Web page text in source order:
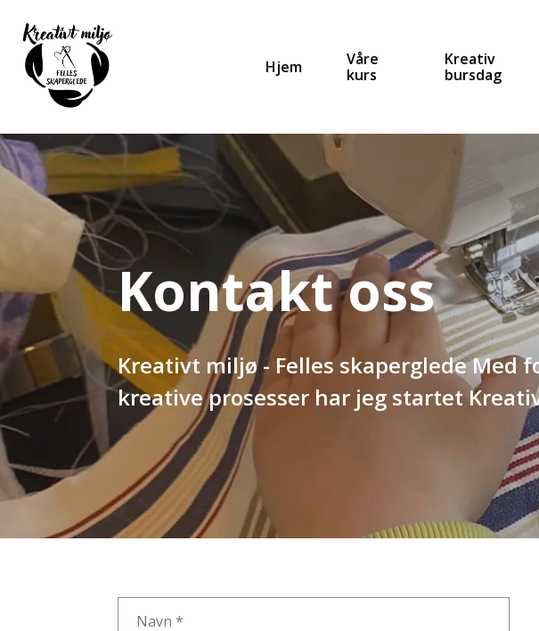
Hjem
Våre
kurs
Kreativ
bursdag
Kontakt oss
Kreativt miljø - Felles skaperglede
kreative prosesser har jeg startet